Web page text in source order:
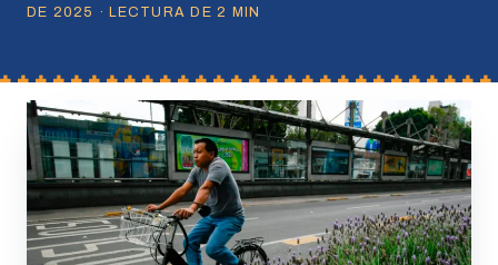
DE 2025 · LECTURA DE 2 MIN